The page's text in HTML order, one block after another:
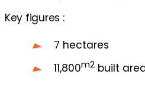
Key figures :
7 hectares
11,800m2built